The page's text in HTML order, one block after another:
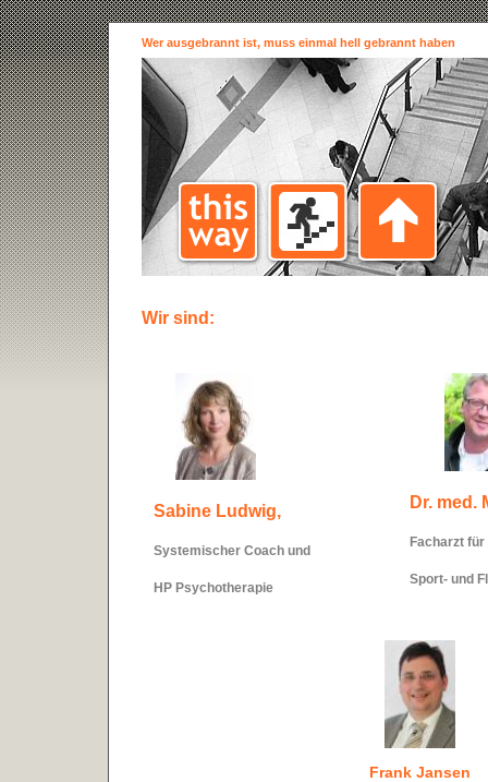
Wer ausgebrannt ist, muss einmal hell gebrannt haben
Wir sind:
Sabine Ludwig,
Systemischer Coach und
HP Psychotherapie
Dr. med.
Facharzt
Sport- und
Frank Jansen